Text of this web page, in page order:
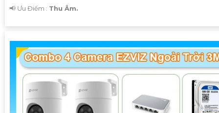
️📢 Ưu Điểm : Thu Âm.